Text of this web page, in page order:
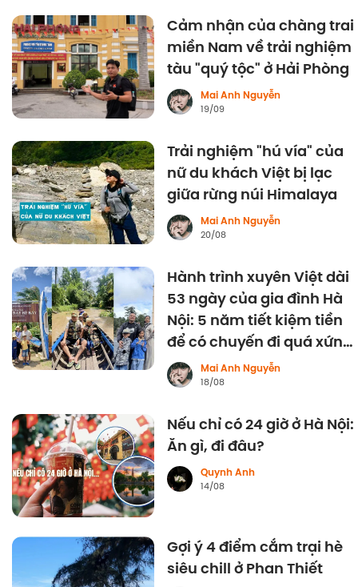
Cảm nhận của chàng trai
miền Nam về trải nghiệm
tàu "quý tộc" ở Hải Phòng
Mai Anh Nguyễn
19/09
Trải nghiệm "hú vía" của
nữ du khách Việt bị lạc
giữa rừng núi Himalaya
Mai Anh Nguyễn
20/08
Hành trình xuyên Việt dài
53 ngày của gia đình Hà
Nội: 5 năm tiết kiệm tiền
để có chuyến đi quá xứng
đángMai Anh Nguyễn
18/08
Nếu chỉ có 24 giờ ở Hà Nội:
Ăn gì, đi đâu?
Quynh Anh
14/08
Gợi ý 4 điểm cắm trại hè
siêu chill ở Phan Thiết